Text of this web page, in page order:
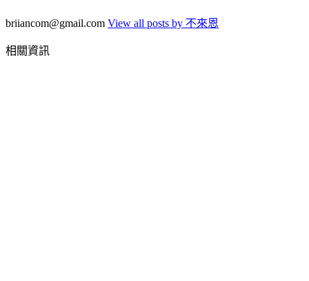
briiancom@gmail.com View all posts by 不來恩
相關資訊